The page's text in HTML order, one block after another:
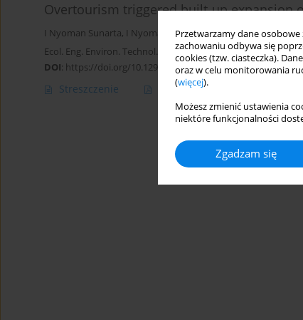
Przetwarzamy dane
zachowaniu odbywa się
cookies (tzw. ciasteczka).
oraz w celu monitorowania
(więcej).
Możesz zmienić ustawienia
niektóre funkcjonalności
Zgadzam się
Overtourism triggered built‑up expansion
I Nyoman Sunarta, I Nyoman Sukma Arida,Ni Made
Ecol. Eng. Environ. Technol. 2025; 10:1-14
DOI: https://doi.org/10.12912/27197050/209594
Streszczenie Artykuł(PDF)